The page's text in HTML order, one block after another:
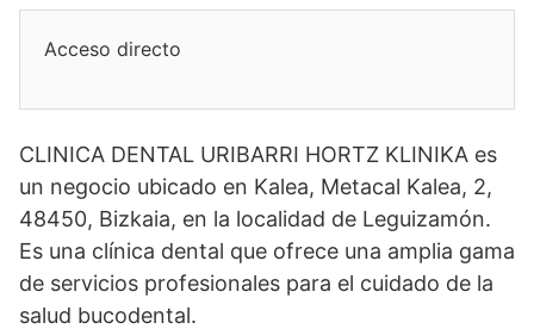
Acceso directo
CLINICA DENTAL URIBARRI HORTZ KLINIKA es
un negocio ubicado en Kalea, Metacal Kalea, 2,
48450, Bizkaia, en la localidad de Leguizamón.
Es una clínica dental que ofrece una amplia gama
de servicios profesionales para el cuidado de la
salud bucodental.